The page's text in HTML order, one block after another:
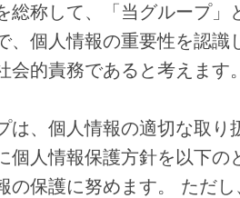
総称して、「当グループ」
、個人情報の重要性を認識
会的責務であると考えます
は、個人情報の適切な取り
個人情報保護方針を以下の
の保護に努めます。 ただ